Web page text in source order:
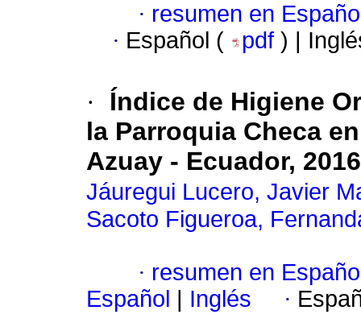
· resumen en
· Español ( pdf ) |
·
Índice de Higiene
la Parroquia Checa
Azuay - Ecuador,
Jáuregui Lucero, Javier
Sacoto Figueroa,
· resumen en
Español
Inglés ·